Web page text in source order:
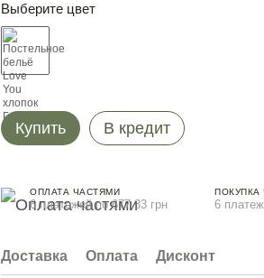
Выберите цвет
Купить В кредит
ОПЛАТА ЧАСТЯМИ
6 платежей по 677.33 грн
ПОКУПКА
6
Доставка Оплата Дисконт